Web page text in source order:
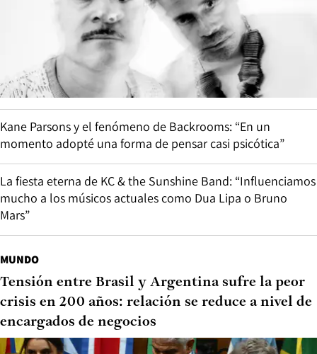
Kane Parsons y el fenómeno de Backrooms: “En un
momento adopté una forma de pensar casi psicótica”
La fiesta eterna de KC & the Sunshine Band: “Influenciamos
mucho a los músicos actuales como Dua Lipa o Bruno
Mars”
MUNDO
Tensión entre Brasil y Argentina sufre la peor
crisis en 200 años: relación se reduce a nivel de
encargados de negocios